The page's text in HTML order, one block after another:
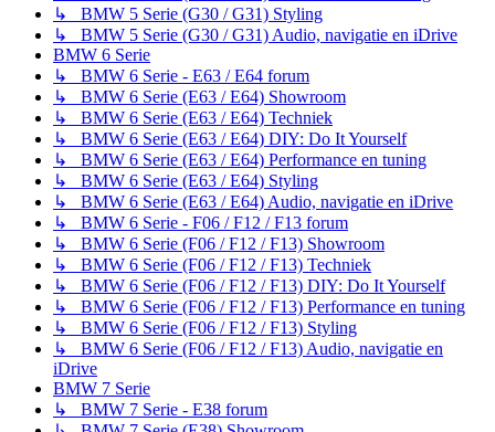
↳ BMW 5 Serie (G30 / G31) Styling
↳ BMW 5 Serie (G30 / G31) Audio, navigatie en iDrive
BMW 6 Serie
↳ BMW 6 Serie - E63 / E64 forum
↳ BMW 6 Serie (E63 / E64) Showroom
↳ BMW 6 Serie (E63 / E64) Techniek
↳ BMW 6 Serie (E63 / E64) DIY: Do It Yourself
↳ BMW 6 Serie (E63 / E64) Performance en tuning
↳ BMW 6 Serie (E63 / E64) Styling
↳ BMW 6 Serie (E63 / E64) Audio, navigatie en iDrive
↳ BMW 6 Serie - F06 / F12 / F13 forum
↳ BMW 6 Serie (F06 / F12 / F13) Showroom
↳ BMW 6 Serie (F06 / F12 / F13) Techniek
↳ BMW 6 Serie (F06 / F12 / F13) DIY: Do It Yourself
↳ BMW 6 Serie (F06 / F12 / F13) Performance en tuning
↳ BMW 6 Serie (F06 / F12 / F13) Styling
↳ BMW 6 Serie (F06 / F12 / F13) Audio, navigatie en
iDrive
BMW 7 Serie
↳ BMW 7 Serie - E38 forum